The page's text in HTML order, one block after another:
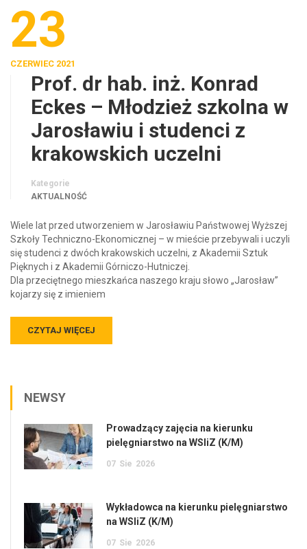
23
CZERWIEC 2021
Prof. dr hab. inż. Konrad
Eckes – Młodzież szkolna w
Jarosławiu i studenci z
krakowskich uczelni
Kategorie
AKTUALNOŚĆ
Wiele lat przed utworzeniem w Jarosławiu Państwowej Wyższej
Szkoły Techniczno-Ekonomicznej – w mieście przebywali i uczyli
się studenci z dwóch krakowskich uczelni, z Akademii Sztuk
Pięknych i z Akademii Górniczo-Hutniczej.
Dla przeciętnego mieszkańca naszego kraju słowo „Jarosław”
kojarzy się z imieniem
CZYTAJ WIĘCEJ
NEWSY
Prowadzący zajęcia na kierunku
pielęgniarstwo na WSIiZ (K/M)
07 Sie 2026
Wykładowca na kierunku pielęgniarstwo
na WSIiZ (K/M)
07 Sie 2026